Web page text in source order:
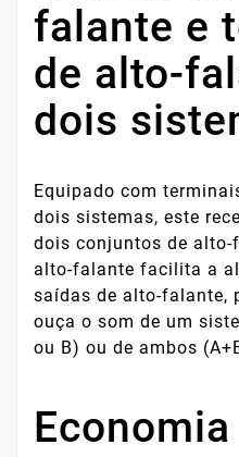
falante e
de alto-
dois
Equipado com
dois sistemas, este
dois conjuntos de alto-
alto-falante facilita a
saídas de alto-falante,
ouça o som de um
ou B) ou de ambos